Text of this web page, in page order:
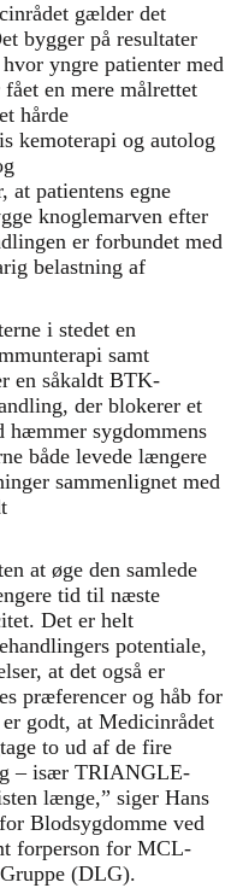
gælder det
bygger på resultater
yngre patienter med
en mere målrettet
hårde
kemoterapi og autolog
at patientens egne
knoglemarven efter
er forbundet med
belastning af
i stedet en
samt
en såkaldt BTK-
der blokerer et
sygdommens
både levede længere
sammenlignet med
at øge den samlede
tid til næste
Det er helt
potentiale,
at det også er
præferencer og håb for
godt, at Medicinrådet
to ud af de fire
– især TRIANGLE-
længe,” siger Hans
Blodsygdomme ved
forperson for MCL-
(DLG).